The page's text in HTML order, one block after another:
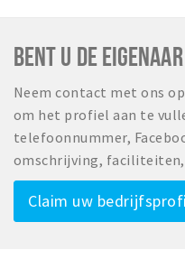
BENT U DE
Neem contact met ons
om het profiel aan te
telefoonnummer,
omschrijving,
Claim uw